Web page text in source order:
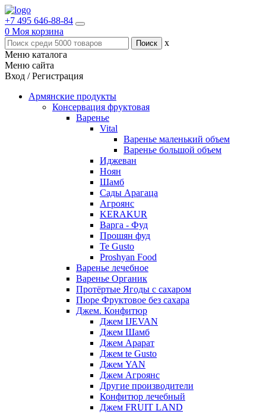
+7 495 646-88-84
0 Моя корзина
x
Меню каталога
Меню сайта
Вход / Регистрация
Армянские продукты
Консервация фруктовая
Варенье
Vital
Варенье маленький объем
Варенье большой объем
Иджеван
Ноян
Шамб
Сады Арагаца
Агроянс
KERAKUR
Варга - Фуд
Прошян фуд
Te Gusto
Proshyan Food
Варенье лечебное
Варенье Органик
Протёртые Ягоды с сахаром
Пюре Фруктовое без сахара
Джем. Конфитюр
Джем IJEVAN
Джем Шамб
Джем Арарат
Джем te Gusto
Джем YAN
Джем Агроянс
Другие производители
Конфитюр лечебный
Джем FRUIT LAND